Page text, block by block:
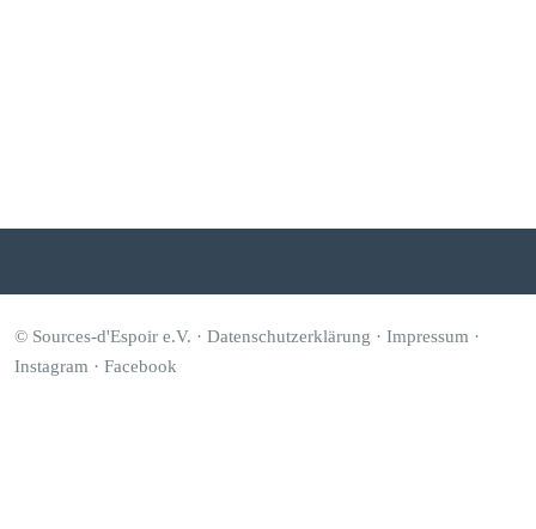
© Sources-d'Espoir e.V. · Datenschutzerklärung · Impressum ·
Instagram · Facebook